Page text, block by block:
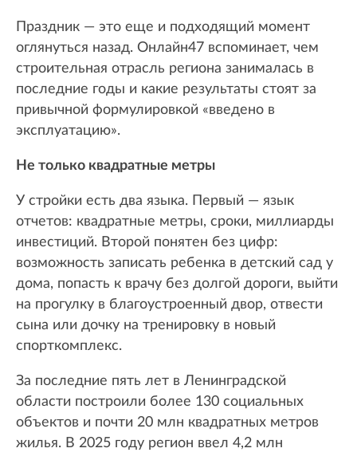
Праздник — это еще и подходящий момент
оглянуться назад. Онлайн47 вспоминает, чем
строительная отрасль региона занималась в
последние годы и какие результаты стоят за
привычной формулировкой «введено в
эксплуатацию».
Не только квадратные метры
У стройки есть два языка. Первый — язык
отчетов: квадратные метры, сроки, миллиарды
инвестиций. Второй понятен без цифр:
возможность записать ребенка в детский сад у
дома, попасть к врачу без долгой дороги, выйти
на прогулку в благоустроенный двор, отвести
сына или дочку на тренировку в новый
спорткомплекс.
За последние пять лет в Ленинградской
области построили более 130 социальных
объектов и почти 20 млн квадратных метров
жилья. В 2025 году регион ввел 4,2 млн